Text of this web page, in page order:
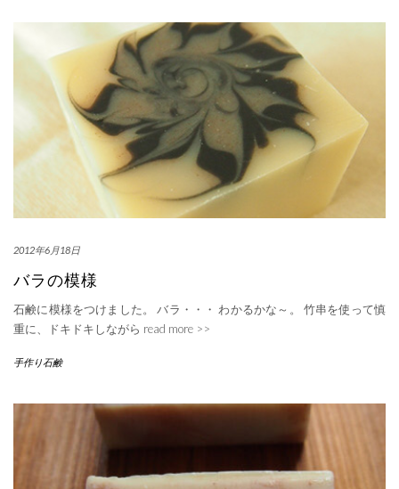
2012年6月18日
バラの模様
石鹸に模様をつけました。 バラ・・・ わかるかな～。 竹串を使って慎
重に、ドキドキしながら read more >>
手作り石鹸